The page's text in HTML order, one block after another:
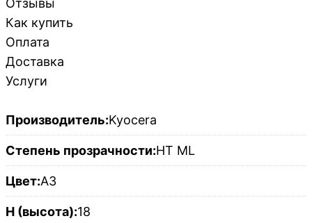
Отзывы
Как купить
Оплата
Доставка
Услуги
Производитель:Kyocera
Степень прозрачности:HT ML
Цвет:A3
H (высота):18